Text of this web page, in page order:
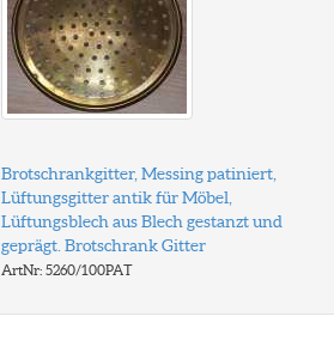
Brotschrankgitter, Messing patiniert,
Lüftungsgitter antik für Möbel,
Lüftungsblech aus Blech gestanzt und
geprägt. Brotschrank Gitter
ArtNr: 5260/100PAT